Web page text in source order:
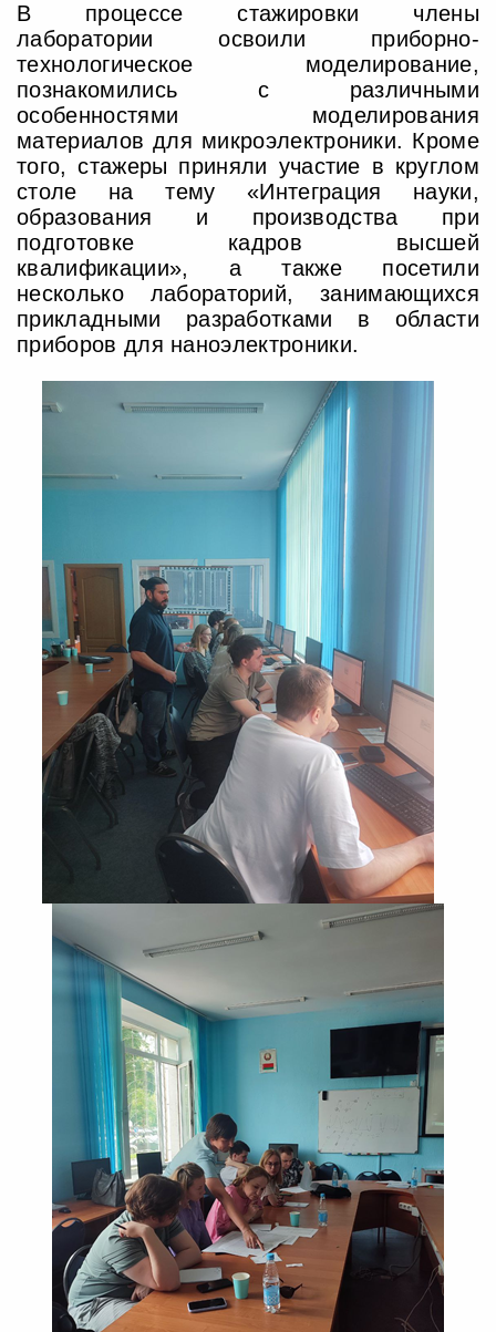
В процессе стажировки члены
лаборатории освоили приборно-
технологическое моделирование,
познакомились с различными
особенностями моделирования
материалов для микроэлектроники. Кроме
того, стажеры приняли участие в круглом
столе на тему «Интеграция науки,
образования и производства при
подготовке кадров высшей
квалификации», а также посетили
несколько лабораторий, занимающихся
прикладными разработками в области
приборов для наноэлектроники.